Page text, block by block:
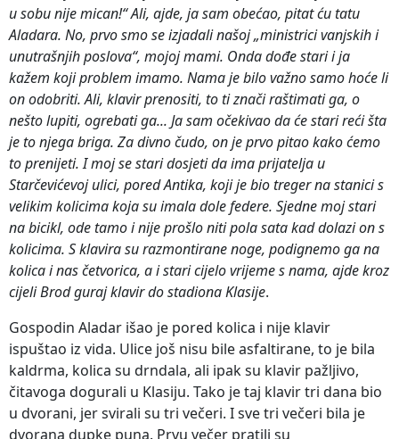
u sobu nije mican!“Ali, ajde, ja sam obećao, pitat ću tatu
Aladara. No, prvo smo se izjadali našoj „ministrici vanjskih i
unutrašnjih poslova“, mojoj mami. Onda dođe stari i ja
kažem koji problem imamo. Nama je bilo važno samo hoće li
on odobriti. Ali, klavir prenositi, to ti znači raštimati ga, o
nešto lupiti, ogrebati ga... Ja sam očekivao da će stari reći šta
je to njega briga. Za divno čudo, on je prvo pitao kako ćemo
to prenijeti. I moj se stari dosjeti da ima prijatelja u
Starčevićevoj ulici, pored Antika, koji je bio treger na stanici s
velikim kolicima koja su imala dole federe. Sjedne moj stari
na bicikl, ode tamo i nije prošlo niti pola sata kad dolazi on s
kolicima. S klavira su razmontirane noge, podignemo ga na
kolica i nas četvorica, a i stari cijelo vrijeme s nama, ajde kroz
cijeli Brod guraj klavir do stadiona Klasije.
Gospodin Aladar išao je pored kolica i nije klavir
ispuštao iz vida. Ulice još nisu bile asfaltirane, to je bila
kaldrma, kolica su drndala, ali ipak su klavir pažljivo,
čitavoga dogurali u Klasiju. Tako je taj klavir tri dana bio
u dvorani, jer svirali su tri večeri. I sve tri večeri bila je
dvorana dupke puna. Prvu večer pratili su